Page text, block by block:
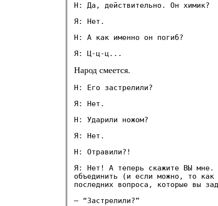
Н: Да, действительно. Он химик?
Я: Нет.
Н: А как именно он погиб?
Я: Ц-ц-ц...
Народ смеется.
Н: Его застрелили?
Я: Нет.
Н: Ударили ножом?
Я: Нет.
Н: Отравили?!
Я: Нет! А теперь скажите ВЫ мне.
объединить (и если можно, то как
последних вопроса, которые вы
— “Застрелили?”